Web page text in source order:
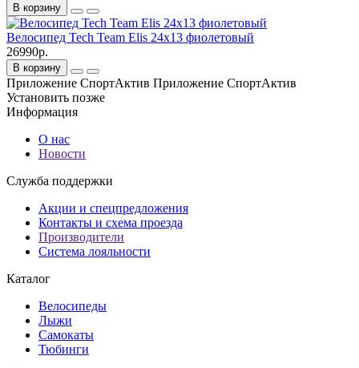
В корзину
Велосипед Tech Team Elis 24х13 фиолетовый
26990р.
В корзину
Приложение СпортАктив Приложение СпортАктив
Установить позже
Информация
О нас
Новости
Служба поддержки
Акции и спецпредложения
Контакты и схема проезда
Производители
Система лояльности
Каталог
Велосипеды
Лыжи
Самокаты
Тюбинги